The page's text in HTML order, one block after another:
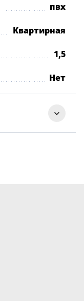
пвх
Квартирная
1,5
Нет